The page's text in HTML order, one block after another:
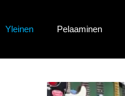
Yleinen Pelaaminen